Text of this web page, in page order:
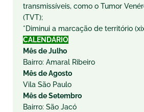
transmissíveis, como o Tumor
(TVT);
*Diminui a marcação de território
CALENDÁRIO
Mês de Julho
Bairro: Amaral Ribeiro
Mês de Agosto
Vila São Paulo
Mês de Setembro
Bairro: São Jacó